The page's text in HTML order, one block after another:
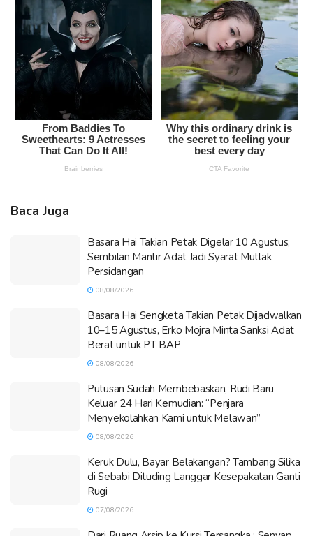
Baca Juga
Basara Hai Takian Petak Digelar 10 Agustus,
Sembilan Mantir Adat Jadi Syarat Mutlak
Persidangan
08/08/2026
Basara Hai Sengketa Takian Petak Dijadwalkan
10–15 Agustus, Erko Mojra Minta Sanksi Adat
Berat untuk PT BAP
08/08/2026
Putusan Sudah Membebaskan, Rudi Baru
Keluar 24 Hari Kemudian: “Penjara
Menyekolahkan Kami untuk Melawan”
08/08/2026
Keruk Dulu, Bayar Belakangan? Tambang Silika
di Sebabi Dituding Langgar Kesepakatan Ganti
Rugi
07/08/2026